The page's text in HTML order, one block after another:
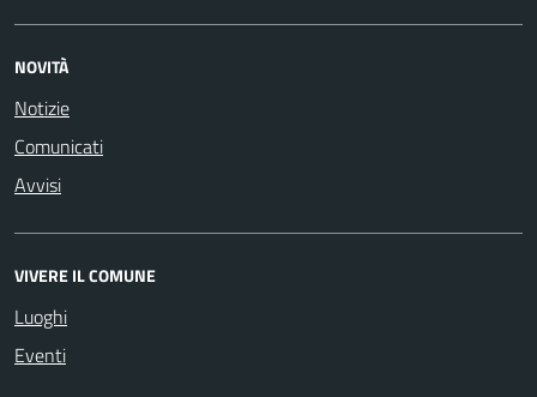
NOVITÀ
Notizie
Comunicati
Avvisi
VIVERE IL COMUNE
Luoghi
Eventi